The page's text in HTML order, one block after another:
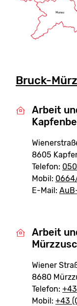
Bruck-
Arbeit
8605
Telefon:
Mobil:
E-Mail:
Arbeit
Wiener
8680
Telefon:
Mobil: +43